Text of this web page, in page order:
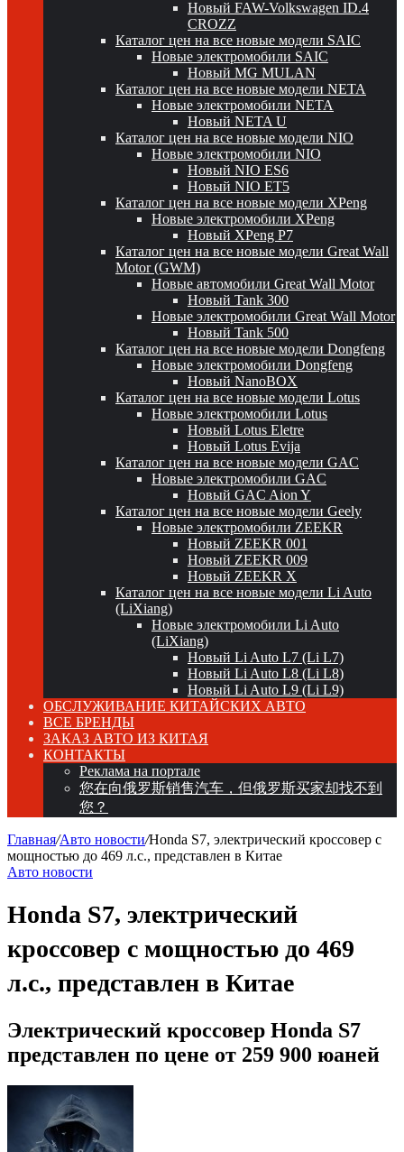
Новый FAW-Volkswagen ID.4
CROZZ
Каталог цен на все новые модели SAIC
Новые электромобили SAIC
Новый MG MULAN
Каталог цен на все новые модели NETA
Новые электромобили NETA
Новый NETA U
Каталог цен на все новые модели NIO
Новые электромобили NIO
Новый NIO ES6
Новый NIO ET5
Каталог цен на все новые модели XPeng
Новые электромобили XPeng
Новый XPeng P7
Каталог цен на все новые модели Great Wall
Motor (GWM)
Новые автомобили Great Wall Motor
Новый Tank 300
Новые электромобили Great Wall Motor
Новый Tank 500
Каталог цен на все новые модели Dongfeng
Новые электромобили Dongfeng
Новый NanoBOX
Каталог цен на все новые модели Lotus
Новые электромобили Lotus
Новый Lotus Eletre
Новый Lotus Evija
Каталог цен на все новые модели GAC
Новые электромобили GAC
Новый GAC Aion Y
Каталог цен на все новые модели Geely
Новые электромобили ZEEKR
Новый ZEEKR 001
Новый ZEEKR 009
Новый ZEEKR X
Каталог цен на все новые модели Li Auto
(LiXiang)
Новые электромобили Li Auto
(LiXiang)
Новый Li Auto L7 (Li L7)
Новый Li Auto L8 (Li L8)
Новый Li Auto L9 (Li L9)
ОБСЛУЖИВАНИЕ КИТАЙСКИХ АВТО
ВСЕ БРЕНДЫ
ЗАКАЗ АВТО ИЗ КИТАЯ
КОНТАКТЫ
Реклама на портале
您在向俄罗斯销售汽车，但俄罗斯买家却找不到
您？
Главная/Авто новости/Honda S7, электрический кроссовер с
мощностью до 469 л.с., представлен в Китае
Авто новости
Honda S7, электрический
кроссовер с мощностью до 469
л.с., представлен в Китае
Электрический кроссовер Honda S7
представлен по цене от 259 900 юаней